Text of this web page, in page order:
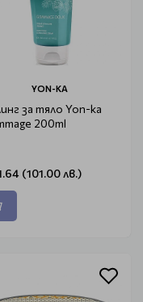
YON-KA
за тяло Yon-ka
200ml
(101.00 лв.)